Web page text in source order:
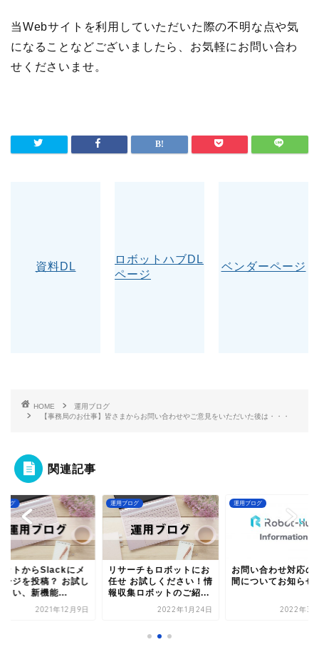
当Webサイトを利用していただいた際の不明な点や気
になることなどございましたら、お気軽にお問い合わ
せくださいませ。
資料DL
ロボットハブDL
ページ
ベンダーページ
HOME
運用ブログ
【事務局のお仕事】皆さまからお問い合わせやご意見をいただいた後は・・・
関連記事
ログ
ットからSlackにメ
ージを投稿？ お試し
さい、新機能...
2021年12月9日
運用ブログ
リサーチもロボットにお
任せ お試しください！情
報収集ロボットのご紹...
2022年1月24日
運用ブログ
お問い合わせ対応の
間についてお知らせ
2022年3